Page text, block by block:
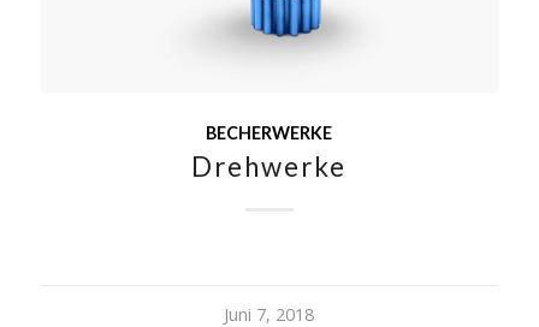
BECHERWERKE
Drehwerke
Juni 7, 2018